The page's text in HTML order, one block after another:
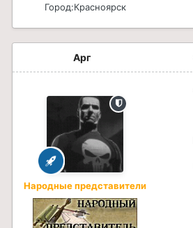
Город:Красноярск
Арг
Народные представители